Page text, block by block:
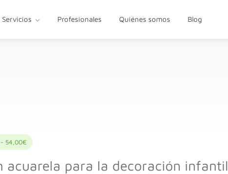
Servicios Profesionales Quiénes somos Blog
54,00€
acuarela para la decoración infantil